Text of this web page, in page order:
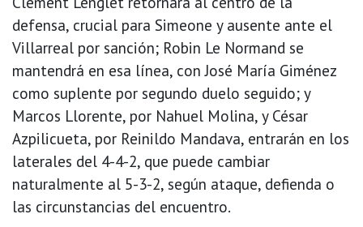
defensa, crucial para Simeone y ausente ante el
Villarreal por sanción; Robin Le Normand se
mantendrá en esa línea, con José María Giménez
como suplente por segundo duelo seguido; y
Marcos Llorente, por Nahuel Molina, y César
Azpilicueta, por Reinildo Mandava, entrarán en los
laterales del 4-4-2, que puede cambiar
naturalmente al 5-3-2, según ataque, defienda o
las circunstancias del encuentro.